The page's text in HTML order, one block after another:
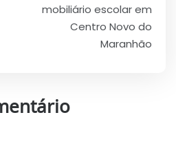
mobiliário escolar em
Centro Novo do
Maranhão